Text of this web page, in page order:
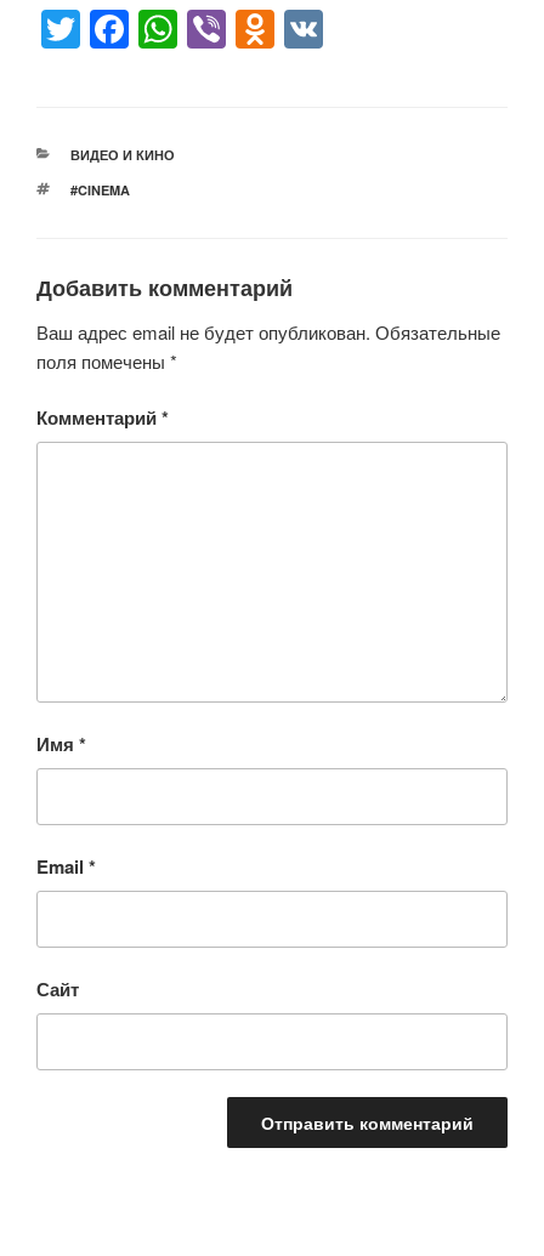
T
er
F
e
b
k
W Vi O
ni
ki
РУБРИКИ
ВИДЕО И КИНО
МЕТКИ
#CINEMA
Добавить комментарий
Ваш адрес email не будет опубликован. Обязательные
поля помечены *
Комментарий*
Имя *
Email *
Сайт